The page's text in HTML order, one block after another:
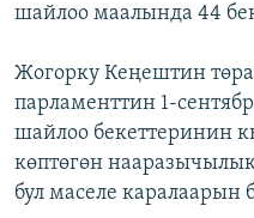
шайлоо маалында 44
Жогорку Кеңештин
парламенттин 1-
шайлоо бекеттеринин
көптөгөн
бул маселе каралаарын